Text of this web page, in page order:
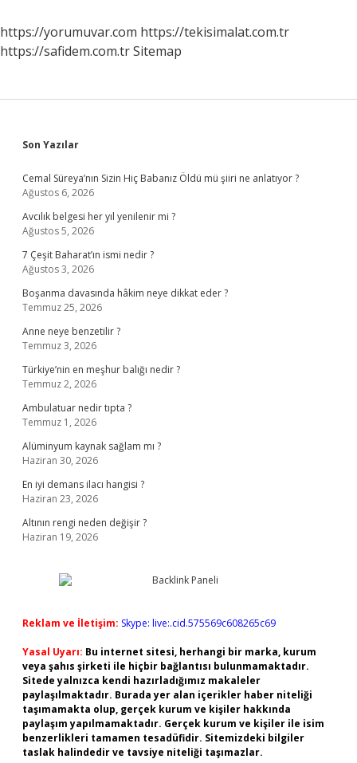
https://yorumuvar.com https://tekisimalat.com.tr
https://safidem.com.trSitemap
Sidebar
Son Yazılar
Cemal Süreya’nın Sizin Hiç Babanız Öldü mü şiiri ne anlatıyor ?
Ağustos 6, 2026
Avcılık belgesi her yıl yenilenir mi ?
Ağustos 5, 2026
7 Çeşit Baharat’ın ismi nedir ?
Ağustos 3, 2026
Boşanma davasında hâkim neye dikkat eder ?
Temmuz 25, 2026
Anne neye benzetilir ?
Temmuz 3, 2026
Türkiye’nin en meşhur balığı nedir ?
Temmuz 2, 2026
Ambulatuar nedir tıpta ?
Temmuz 1, 2026
Alüminyum kaynak sağlam mı ?
Haziran 30, 2026
En iyi demans ilacı hangisi ?
Haziran 23, 2026
Altının rengi neden değişir ?
Haziran 19, 2026
Reklam ve İletişim: Skype: live:.cid.575569c608265c69
Yasal Uyarı: Bu internet sitesi, herhangi bir marka, kurum
veya şahıs şirketi ile hiçbir bağlantısı bulunmamaktadır.
Sitede yalnızca kendi hazırladığımız makaleler
paylaşılmaktadır. Burada yer alan içerikler haber niteliği
taşımamakta olup, gerçek kurum ve kişiler hakkında
paylaşım yapılmamaktadır. Gerçek kurum ve kişiler ile isim
benzerlikleri tamamen tesadüfidir. Sitemizdeki bilgiler
taslak halindedir ve tavsiye niteliği taşımazlar.